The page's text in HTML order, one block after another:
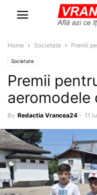
Home Societate Premii
Societate
Premii
aeromodele
By Redactia Vrancea24 - 11